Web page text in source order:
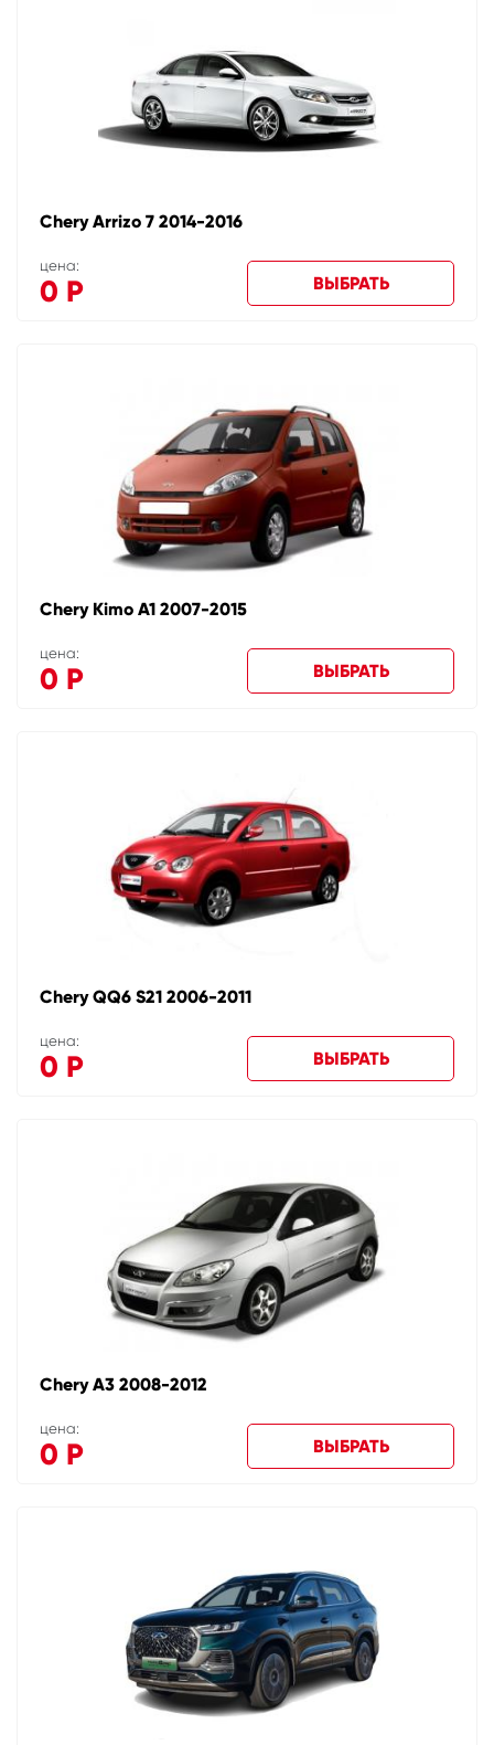
Chery Arrizo 7 2014-2016
цена:
0 Р ВЫБРАТЬ
Chery Kimo A1 2007-2015
цена:
0 Р ВЫБРАТЬ
Chery QQ6 S21 2006-2011
цена:
0 Р ВЫБРАТЬ
Chery A3 2008-2012
цена:
0 Р ВЫБРАТЬ